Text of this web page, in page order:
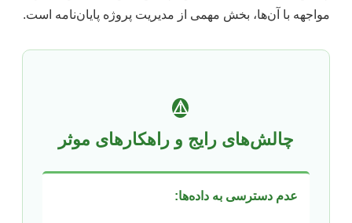
مواجهه با آن‌ها، بخش مهمی از مدیریت پروژه پایان‌نامه است.
⚠️
چالش‌های رایج و راهکارهای موثر
عدم دسترسی به داده‌ها: